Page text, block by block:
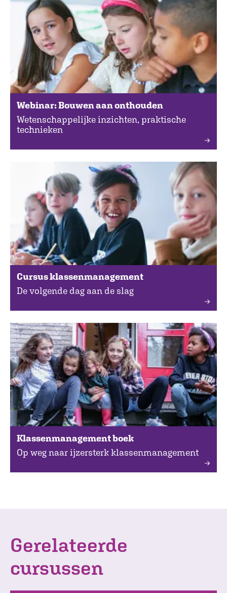
Webinar: Bouwen aan onthouden
Wetenschappelijke inzichten, praktische
technieken
Cursus klassenmanagement
De volgende dag aan de slag
Klassenmanagement boek
Op weg naar ijzersterk klassenmanagement
Gerelateerde
cursussen